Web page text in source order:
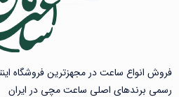
فروش انواع ساعت در مجهزترین فروشگاه
رسمی برندهای اصلی ساعت مچی در ایران